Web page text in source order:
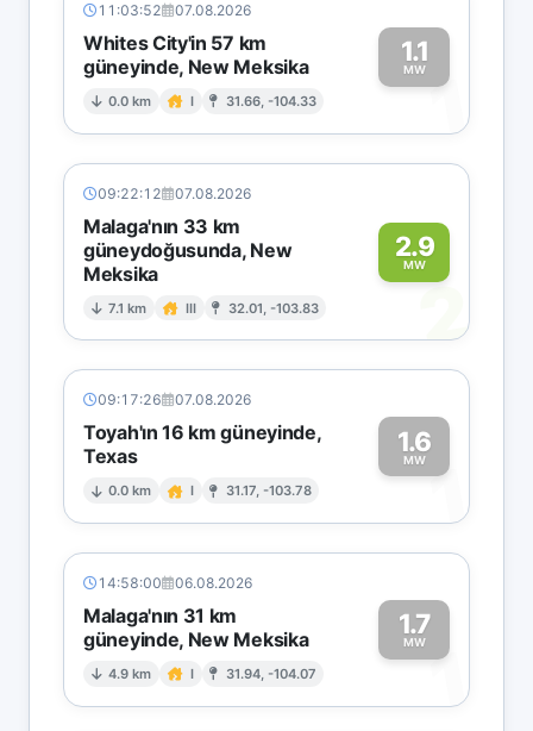
11:03:52 07.08.2026
Whites City'in 57 km
güneyinde, New Meksika
0.0 km I 31.66, -104.33
1.1
MW1
09:22:12 07.08.2026
Malaga'nın 33 km
güneydoğusunda, New
Meksika
7.1 km III 32.01, -103.83
2.9
MW
2
09:17:26 07.08.2026
Toyah'ın 16 km güneyinde,
Texas
0.0 km I 31.17, -103.78
1.6
MW1
14:58:00 06.08.2026
Malaga'nın 31 km
güneyinde, New Meksika
4.9 km I 31.94, -104.07
1.7
MW1